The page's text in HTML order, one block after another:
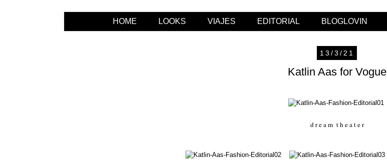
HOME LOOKS VIAJES EDITORIAL BLOGLOVIN
13/3/21
Katlin Aas for Vogue
d r e a m t h e a t e r